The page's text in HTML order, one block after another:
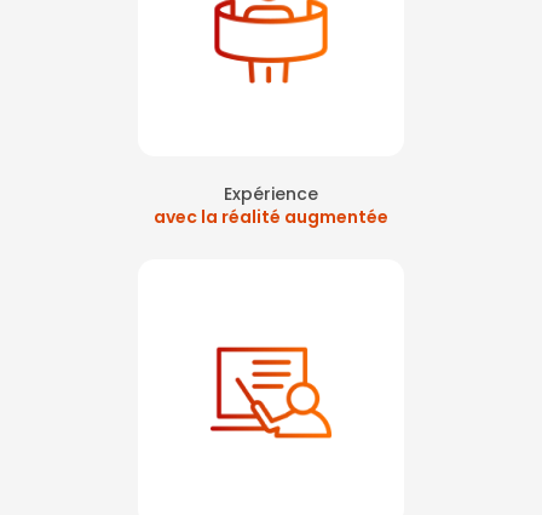
Expérience
avec la réalité augmentée